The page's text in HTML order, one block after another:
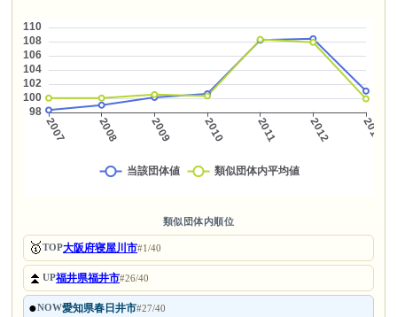
類似団体内順位
🥇TOP大阪府寝屋川市#1/40
⏫UP福井県福井市#26/40
●NOW愛知県春日井市#27/40